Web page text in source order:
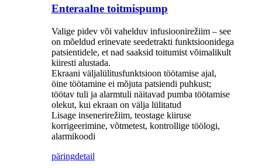
Enteraalne toitmispump
Valige pidev või vahelduv infusioonirežiim – see
on mõeldud erinevate seedetrakti funktsioonidega
patsientidele, et nad saaksid toitumist võimalikult
kiiresti alustada.
Ekraani väljalülitusfunktsioon töötamise ajal,
öine töötamine ei mõjuta patsiendi puhkust;
töötav tuli ja alarmtuli näitavad pumba töötamise
olekut, kui ekraan on välja lülitatud
Lisage insenerirežiim, teostage kiiruse
korrigeerimine, võtmetest, kontrollige töölogi,
alarmikoodi
päringdetail